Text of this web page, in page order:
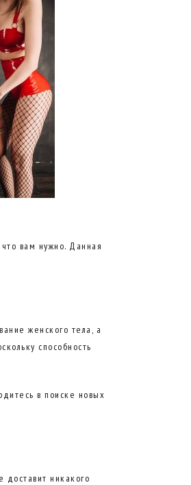
вам нужно. Данная
женского тела, а
способность
в поиске новых
никакого